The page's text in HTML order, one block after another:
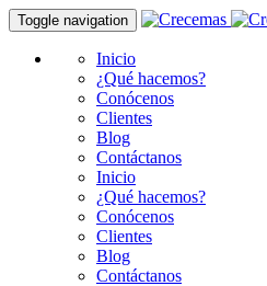
Toggle navigation
Inicio
¿Qué hacemos?
Conócenos
Clientes
Blog
Contáctanos
Inicio
¿Qué hacemos?
Conócenos
Clientes
Blog
Contáctanos